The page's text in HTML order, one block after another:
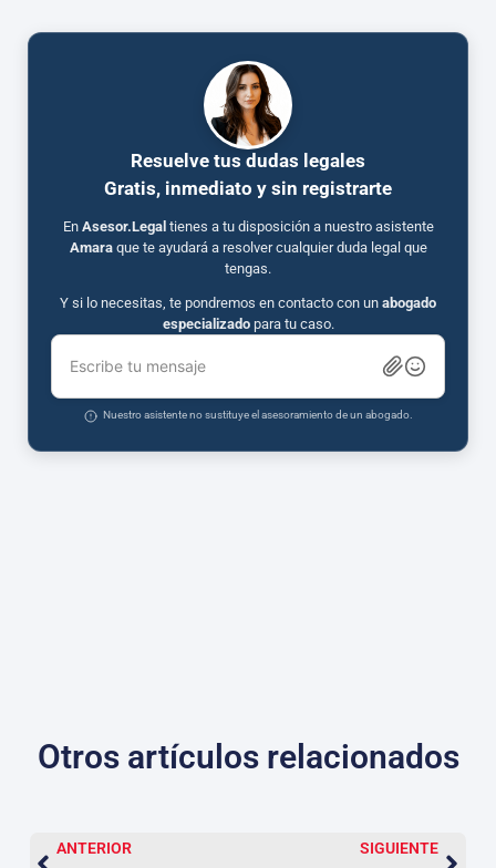
Resuelve tus dudas legales
Gratis, inmediato y sin registrarte
En Asesor.Legal tienes a tu disposición a nuestro asistente
Amaraque te ayudará a resolver cualquier duda legal que
tengas.
Y si lo necesitas, te pondremos en contacto con un abogado
especializadopara tu caso.
Escribe tu mensaje
Nuestro asistente no sustituye el asesoramiento de un abogado.
Otros artículos relacionados
ANTERIOR
SIGUIENTE